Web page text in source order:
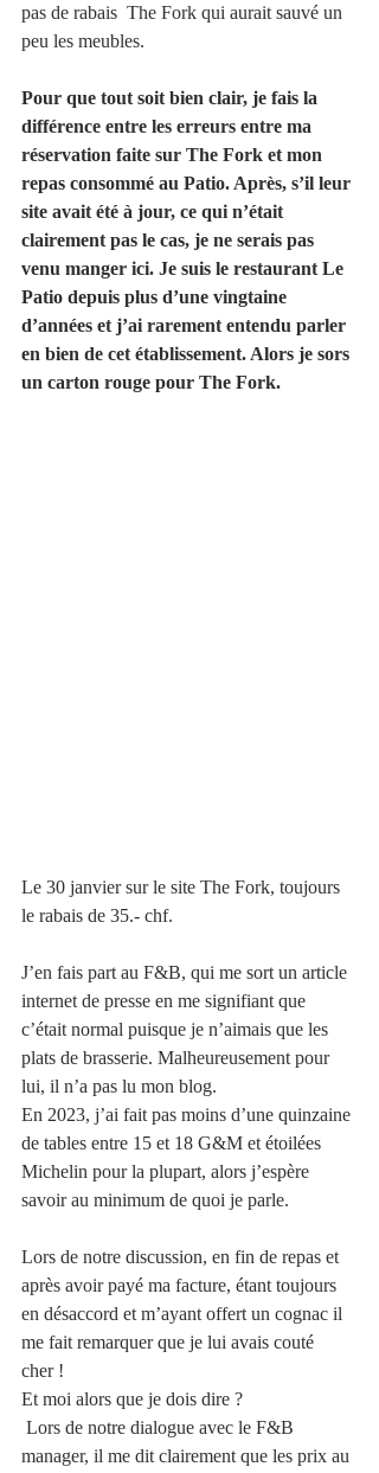
pas de rabais  The Fork qui aurait sauvé un
peu les meubles.
Pour que tout soit bien clair, je fais la
différence entre les erreurs entre ma
réservation faite sur The Fork et mon
repas consommé au Patio. Après, s’il leur
site avait été à jour, ce qui n’était
clairement pas le cas, je ne serais pas
venu manger ici. Je suis le restaurant Le
Patio depuis plus d’une vingtaine
d’années et j’ai rarement entendu parler
en bien de cet établissement. Alors je sors
un carton rouge pour The Fork.
Le 30 janvier sur le site The Fork, toujours
le rabais de 35.- chf.
J’en fais part au F&B, qui me sort un article
internet de presse en me signifiant que
c’était normal puisque je n’aimais que les
plats de brasserie. Malheureusement pour
lui, il n’a pas lu mon blog.
En 2023, j’ai fait pas moins d’une quinzaine
de tables entre 15 et 18 G&M et étoilées
Michelin pour la plupart, alors j’espère
savoir au minimum de quoi je parle.
Lors de notre discussion, en fin de repas et
après avoir payé ma facture, étant toujours
en désaccord et m’ayant offert un cognac il
me fait remarquer que je lui avais couté
cher !
Et moi alors que je dois dire ?
Lors de notre dialogue avec le F&B
manager, il me dit clairement que les prix au